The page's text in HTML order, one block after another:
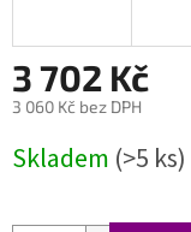
3 702 Kč
3 060 Kč bez DPH
cena:
Skladem (>5 ks)